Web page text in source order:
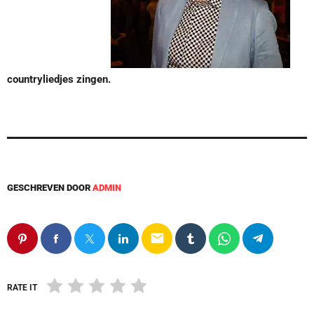
countryliedjes zingen.
GESCHREVEN DOOR ADMIN
email
RATE IT